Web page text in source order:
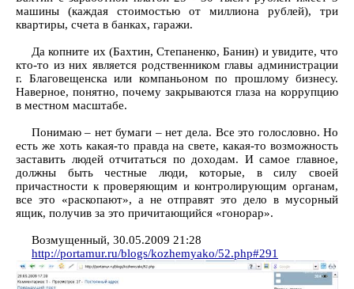
машины (каждая стоимостью от миллиона рублей), три
квартиры, счета в банках, гаражи.
Да копните их (Бахтин, Степаненко, Банин) и увидите, что
кто-то из них является родственником главы администрации
г. Благовещенска или компаньоном по прошлому бизнесу.
Наверное, понятно, почему закрываются глаза на коррупцию
в местном масштабе.
Понимаю – нет бумаги – нет дела. Все это голословно. Но
есть же хоть какая-то правда на свете, какая-то возможность
заставить людей отчитаться по доходам. И самое главное,
должны быть честные люди, которые, в силу своей
причастности к проверяющим и контролирующим органам,
все это «раскопают», а не отправят это дело в мусорный
ящик, получив за это причитающийся «гонорар».
Возмущенный, 30.05.2009 21:28
http://portamur.ru/blogs/kozhemyako/52.php#291